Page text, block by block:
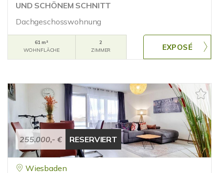
UND SCHÖNEM SCHNITT
Dachgeschosswohnung
61 m²
WOHNFLÄCHE
2
ZIMMER
255.000,- € RESERVIERT
Wiesbaden